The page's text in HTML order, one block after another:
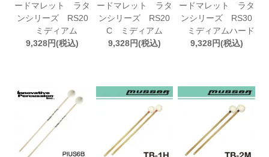
ードマレット ラタ
ンシリーズ RS20
ミディアム
9,328円(税込)
ードマレット ラタ
ンシリーズ RS20
C ミディアム
9,328円(税込)
ードマレット ラタ
ンシリーズ RS30
ミディアムハード
9,328円(税込)